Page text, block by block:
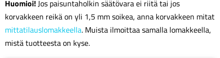
Huomioi!Jos paisuntaholkin säätövara ei riitä tai jos
korvakkeen reikä on yli 1,5 mm soikea, anna korvakkeen mitat
mittatilauslomakkeella. Muista ilmoittaa samalla lomakkeella,
mistä tuotteesta on kyse.